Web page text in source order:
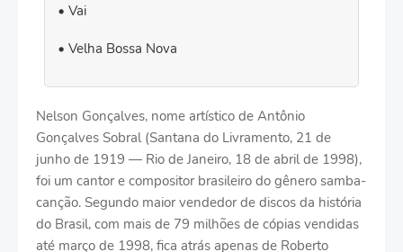
Vai
Velha Bossa Nova
Nelson Gonçalves, nome artístico de Antônio
Gonçalves Sobral (Santana do Livramento, 21 de
junho de 1919 — Rio de Janeiro, 18 de abril de 1998),
foi um cantor e compositor brasileiro do gênero samba-
canção. Segundo maior vendedor de discos da história
do Brasil, com mais de 79 milhões de cópias vendidas
até março de 1998, fica atrás apenas de Roberto